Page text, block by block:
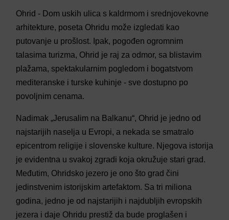
Ohrid - Dom uskih ulica s kaldrmom i srednjovekovne
arhitekture, poseta Ohridu može izgledati kao
putovanje u prošlost. Ipak, pogođen ogromnim
talasima turizma, Ohrid je raj za odmor, sa blistavim
plažama, spektakularnim pogledom i bogatstvom
mediteranske i turske kuhinje - sve dostupno po
povoljnim cenama.
Nadimak „Jerusalim na Balkanu“, Ohrid je jedno od
najstarijih naselja u Evropi, a nekada se smatralo
epicentrom religije i slovenske kulture. Njegova istorija
je evidentna u svakoj zgradi koja okružuje stari grad.
Međutim, Ohridsko jezero je ono što grad čini
jedinstvenim istorijskim artefaktom. Sa tri miliona
godina, jedno je od najstarijih i najdubljih evropskih
jezera i daje Ohridu prestiž da bude proglašen i